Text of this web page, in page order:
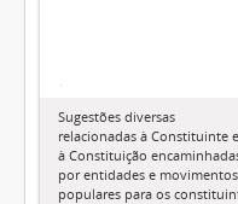
Sugestões diversas
relacionadas à Constituinte e
à Constituição
por entidades e movimentos
populares para os